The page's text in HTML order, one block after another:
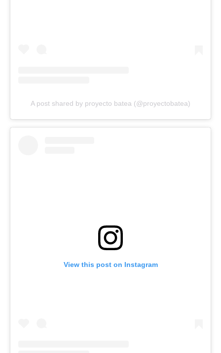
A post shared by proyecto batea (@proyectobatea)
View this post on Instagram